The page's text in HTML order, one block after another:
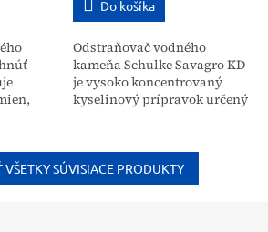
Do košíka
Odstraňovač vodného
kameňa Schulke Savagro KD
je vysoko koncentrovaný
kyselinový prípravok určený
tankov a uzavretých
zariadení....
VŠETKY SÚVISIACE PRODUKTY